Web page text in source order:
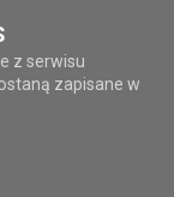
z serwisu
zapisane w